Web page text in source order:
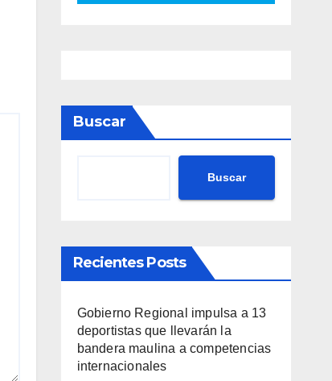
Buscar
Buscar
Recientes Posts
Gobierno Regional impulsa a 13
deportistas que llevarán la
bandera maulina a competencias
internacionales